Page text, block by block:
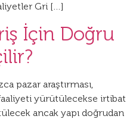
Gri […]
İçin Doğru
pazar araştırması,
yürütülecekse irtibat
ancak yapı doğrudan